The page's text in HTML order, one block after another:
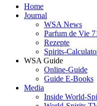
Home
Journal
WSA News
Parfum de Vie
Rezepte
Spirits-
WSA Guide
Online-Guide
Guide E-Books
Media
Inside World-